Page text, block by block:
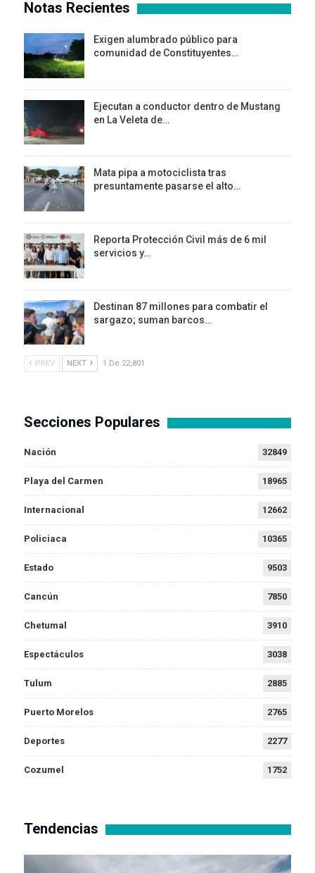
Notas Recientes
Exigen alumbrado público para
comunidad de Constituyentes…
Ejecutan a conductor dentro de Mustang
en La Veleta de…
Mata pipa a motociclista tras
presuntamente pasarse el alto…
Reporta Protección Civil más de 6 mil
servicios y…
Destinan 87 millones para combatir el
sargazo; suman barcos…
PREV NEXT 1 De 22,801
Secciones Populares
Nación 32849
Playa del Carmen 18965
Internacional 12662
Policiaca 10365
Estado 9503
Cancún 7850
Chetumal 3910
Espectáculos 3038
Tulum 2885
Puerto Morelos 2765
Deportes 2277
Cozumel 1752
Tendencias